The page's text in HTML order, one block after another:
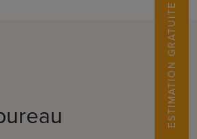
ESTIMATION GRATUITE